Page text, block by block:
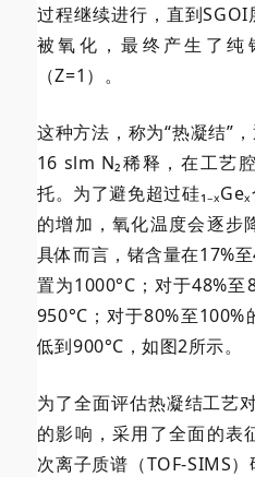
过程继续进行，直到
被氧化，最终产生了纯
（Z=1）。
这种方法，称为“热凝结”
16 slm N₂稀释，在工艺
托。为了避免超过硅
的增加，氧化温度会逐步
具体而言，锗含量在17%
置为1000°C；对于48%
950°C；对于80%至
低到900°C，如图2所示。
为了全面评估热凝结工艺
的影响，采用了全面的表
次离子质谱（TOF-SIMS